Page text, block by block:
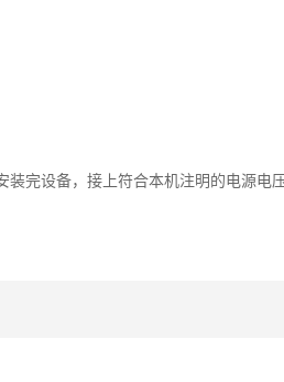
完设备，接上符合本机注明的电源电